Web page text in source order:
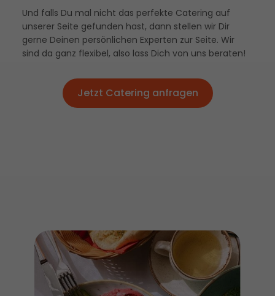
Und falls Du mal nicht das perfekte Catering auf
unserer Seite gefunden hast, dann stellen wir Dir
gerne Deinen persönlichen Experten zur Seite. Wir
sind da ganz flexibel, also lass Dich von uns beraten!
Jetzt Catering anfragen
Jetzt Catering anfragen